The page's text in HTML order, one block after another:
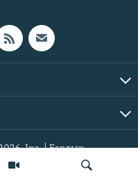
Inc. | Барлық